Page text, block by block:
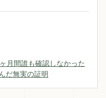
月間誰も確認しなかった
だ無実の証明